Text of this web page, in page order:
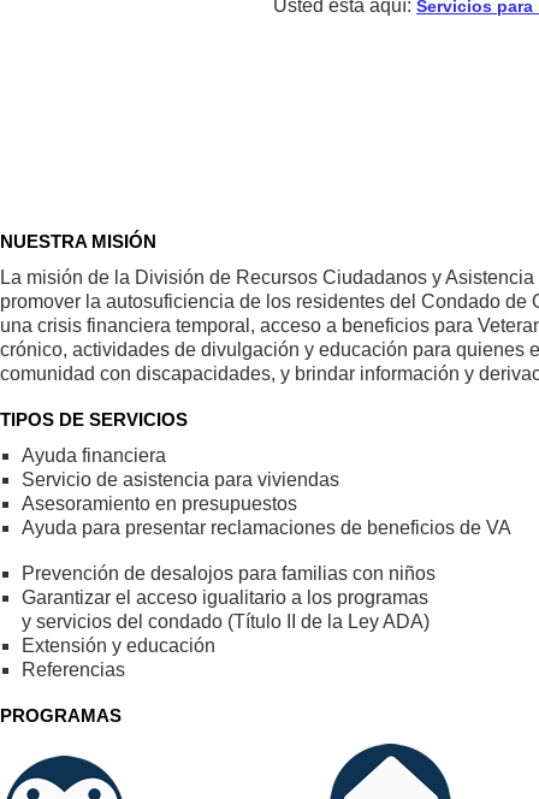
Usted está aquí: Servicios para
NUESTRA MISIÓN
La misión de la División de Recursos Ciudadanos y
promover la autosuficiencia de los residentes del Condado
una crisis financiera temporal, acceso a beneficios para
crónico, actividades de divulgación y educación para quienes
comunidad con discapacidades, y brindar información y
TIPOS DE SERVICIOS
Ayuda financiera
Servicio de asistencia para viviendas
Asesoramiento en presupuestos
Ayuda para presentar reclamaciones de beneficios de VA
Prevención de desalojos para familias con niños
Garantizar el acceso igualitario a los programas
y servicios del condado (Título II de la Ley ADA)
Extensión y educación
Referencias
PROGRAMAS